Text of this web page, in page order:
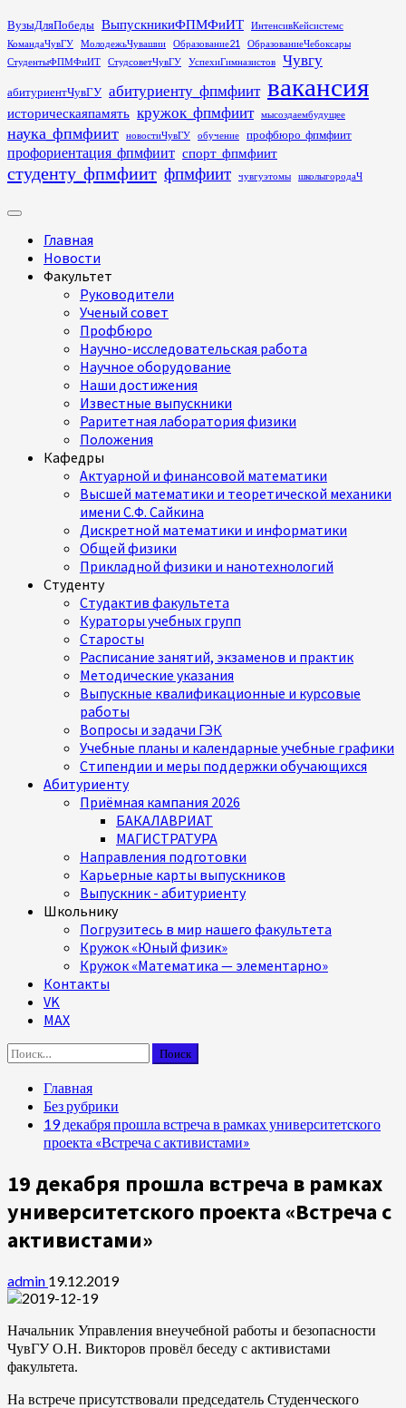
Перейти
к
содержимому
ВузыДляПобеды ВыпускникиФПМФиИТ
ИнтенсивКейсистемс
КомандаЧувГУ
МолодежьЧувашии Образование21
ОбразованиеЧебоксары
СтудентыФПМФиИТ
СтудсоветЧувГУ УспехиГимназистов Чувгу
абитуриентЧувГУ абитуриенту_фпмфиит вакансия
историческаяпамять кружок_фпмфиит мысоздаембудущее
наука_фпмфиит новостиЧувГУ обучение профбюро_фпмфиит
профориентация_фпмфиит спорт_фпмфиит
студенту_фпмфиит фпмфиит чувгуэтомы школыгородаЧ
Основное
Главная
Новости
Факультет
Руководители
Ученый совет
Профбюро
Научно-исследовательская работа
Научное оборудование
Наши достижения
Известные выпускники
Раритетная лаборатория физики
Положения
Кафедры
Актуарной и финансовой математики
Высшей математики и теоретической механики
имени С.Ф. Сайкина
Дискретной математики и информатики
Общей физики
Прикладной физики и нанотехнологий
Студенту
Студактив факультета
Кураторы учебных групп
Старосты
Расписание занятий, экзаменов и практик
Методические указания
Выпускные квалификационные и курсовые
работы
Вопросы и задачи ГЭК
Учебные планы и календарные учебные графики
Стипендии и меры поддержки обучающихся
Абитуриенту
Приёмная кампания 2026
БАКАЛАВРИАТ
МАГИСТРАТУРА
Направления подготовки
Карьерные карты выпускников
Выпускник - абитуриенту
Школьнику
Погрузитесь в мир нашего факультета
Кружок «Юный физик»
Кружок «Математика — элементарно»
Контакты
VK
MAX
Найти:
Главная
Без рубрики
19 декабря прошла встреча в рамках университетского
проекта «Встреча с активистами»
19 декабря прошла встреча в рамках
университетского проекта «Встреча с
активистами»
admin 19.12.2019
Начальник Управления внеучебной работы и безопасности
ЧувГУ О.Н. Викторов провёл беседу с активистами
факультета.
На встрече присутствовали председатель Студенческого